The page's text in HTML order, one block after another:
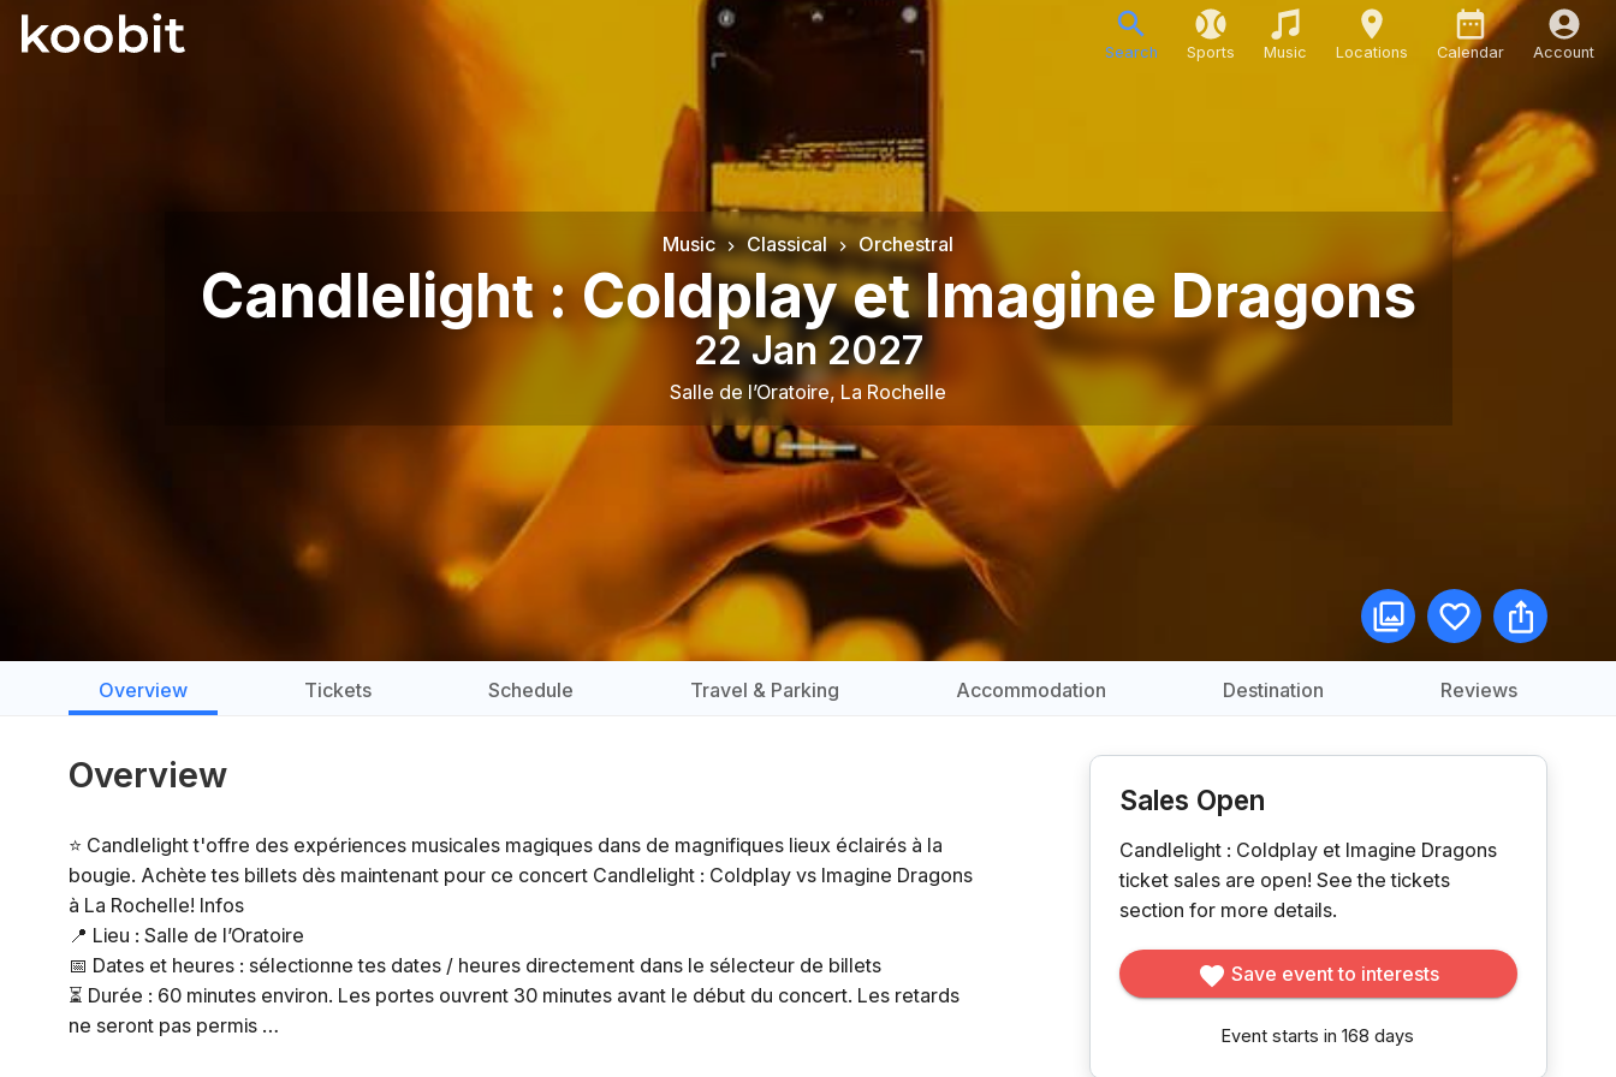
Search Sports Music Locations Calendar Account
Music Classical Orchestral
Candlelight : Coldplay et Imagine Dragons
22 Jan 2027
Salle de l’Oratoire, La Rochelle
Overview Tickets Schedule Travel & Parking Accommodation Destination Reviews
Overview
⭐ Candlelight t'offre des expériences musicales magiques dans de magnifiques lieux éclairés à la
bougie. Achète tes billets dès maintenant pour ce concert Candlelight : Coldplay vs Imagine Dragons
à La Rochelle! Infos
📍 Lieu : Salle de l’Oratoire
📅 Dates et heures : sélectionne tes dates / heures directement dans le sélecteur de billets
⏳ Durée : 60 minutes environ. Les portes ouvrent 30 minutes avant le début du concert. Les retards
ne seront pas permis
Sales Open
Candlelight : Coldplay et Imagine Dragons
ticket sales are open! See the tickets
section for more details.
Save event to interests
Event starts in 168 days